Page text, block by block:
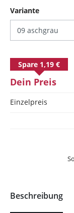
Varianteauswählen
Dein Preis
Einzelpreis
Spare 1,19 €
Beschreibung